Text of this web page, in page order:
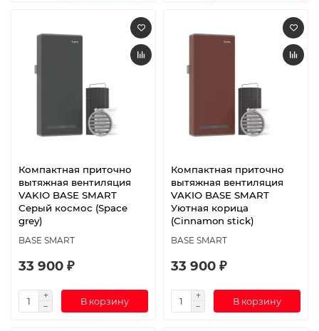
Компактная приточно
вытяжная вентиляция
VAKIO BASE SMART
Серый космос (Space
grey)
BASE SMART
33 900 ₽
В корзину
Компактная приточно
вытяжная вентиляция
VAKIO BASE SMART
Уютная корица
(Cinnamon stick)
BASE SMART
33 900 ₽
В корзину